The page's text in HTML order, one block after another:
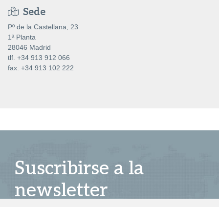
Sede
Pº de la Castellana, 23
1ª Planta
28046 Madrid
tlf. +34 913 912 066
fax. +34 913 102 222
Suscribirse a la
newsletter